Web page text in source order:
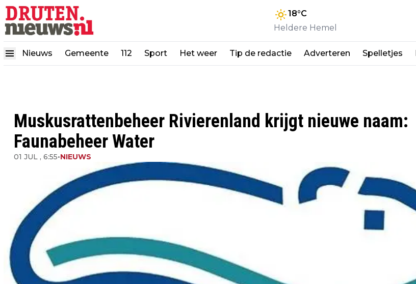
18°C
Heldere Hemel
Nieuws Gemeente 112 Sport Het weer Tip de redactie Adverteren Spelletjes
Muskusrattenbeheer Rivierenland krijgt nieuwe naam:
Faunabeheer Water
01 JUL , 6:55•NIEUWS